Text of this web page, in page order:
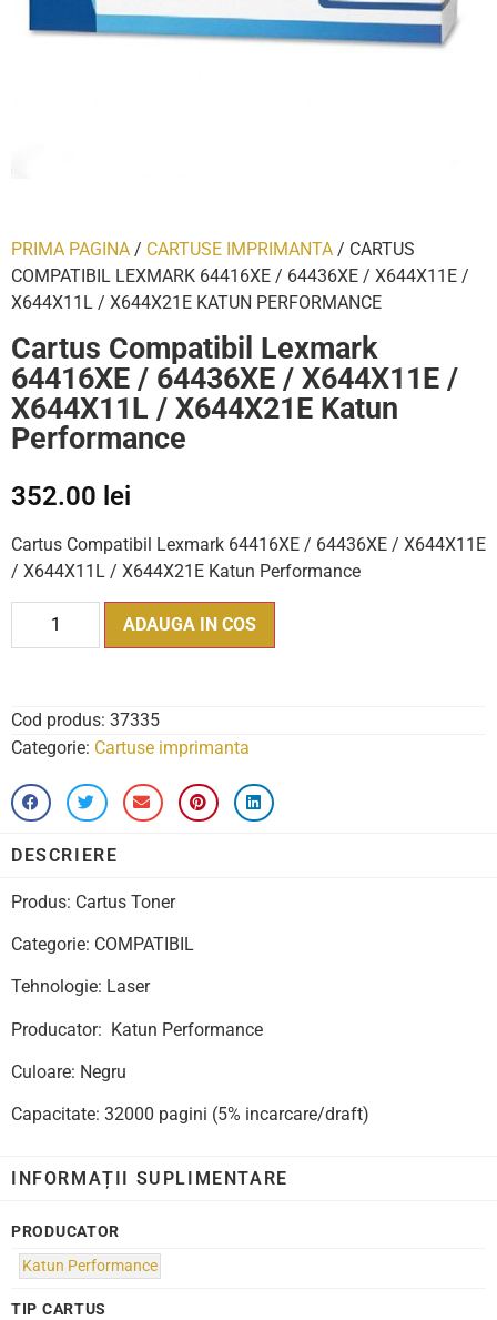
PRIMA PAGINA / CARTUSE IMPRIMANTA / CARTUS
COMPATIBIL LEXMARK 64416XE / 64436XE / X644X11E /
X644X11L / X644X21E KATUN PERFORMANCE
Cartus Compatibil Lexmark
64416XE / 64436XE / X644X11E /
X644X11L / X644X21E Katun
Performance
352.00 lei
Cartus Compatibil Lexmark 64416XE / 64436XE / X644X11E
/ X644X11L / X644X21E Katun Performance
ADAUGA IN COS
Cod produs: 37335
Categorie: Cartuse imprimanta
DESCRIERE
Produs: Cartus Toner
Categorie: COMPATIBIL
Tehnologie: Laser
Producator: Katun Performance
Culoare: Negru
Capacitate: 32000 pagini (5% incarcare/draft)
INFORMAȚII SUPLIMENTARE
PRODUCATOR
Katun Performance
TIP CARTUS